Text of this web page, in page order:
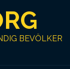
BEVÖLKER